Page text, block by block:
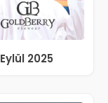
Eylül 2025